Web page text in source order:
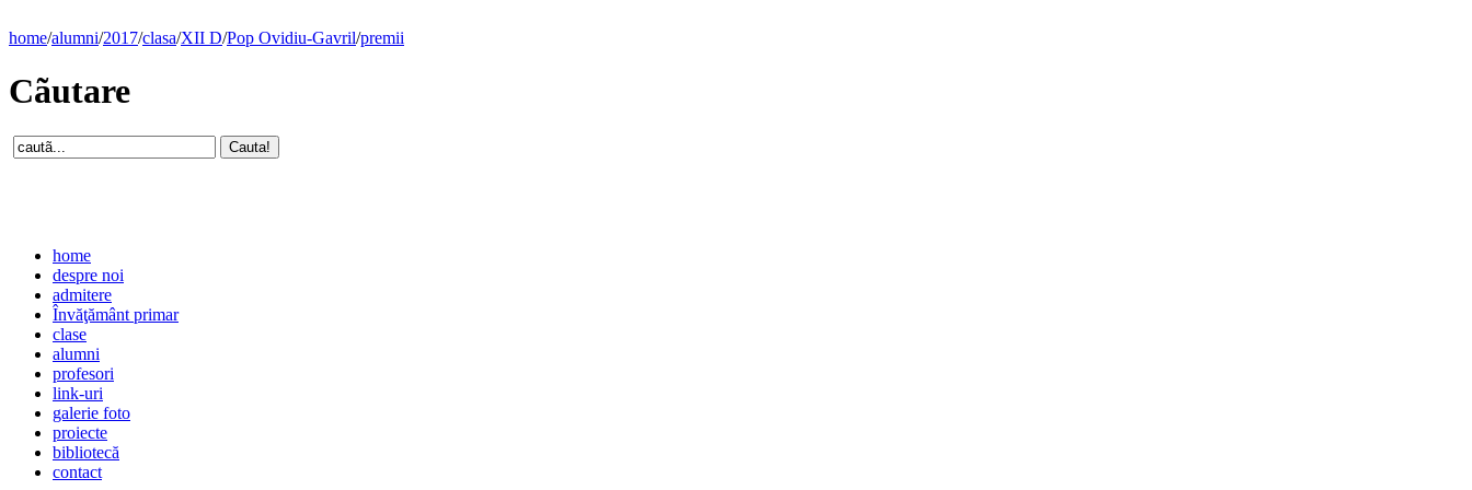
home/alumni/2017/clasa/XII D/Pop Ovidiu-Gavril/premii
Cãutare
home
despre noi
admitere
Învăţământ primar
clase
alumni
profesori
link-uri
galerie foto
proiecte
bibliotecă
contact